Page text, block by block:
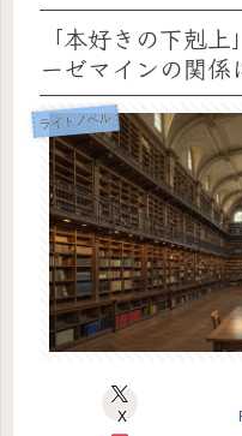
「本好きの下剋
ーゼマインの関係
ライトノベル
X